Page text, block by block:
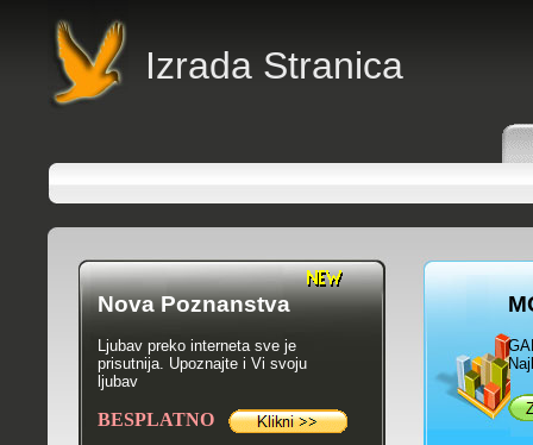
Izrada Stranica
Nova Poznanstva
Ljubav preko interneta sve je
prisutnija. Upoznajte i Vi svoju
ljubav
BESPLATNO